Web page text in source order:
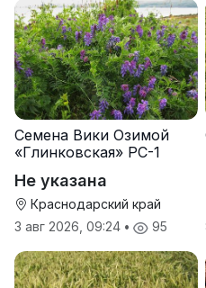
Семена Вики Озимой
«Глинковская» РС-1
Не указана
Краснодарский край
3 авг 2026, 09:24 • 95